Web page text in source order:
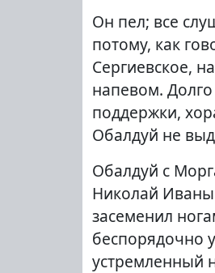
Он пел; все
потому, как
Сергиевское,
напевом.
поддержки,
Обалдуй не
Обалдуй с
Николай
засеменил
беспорядочно
устремленный